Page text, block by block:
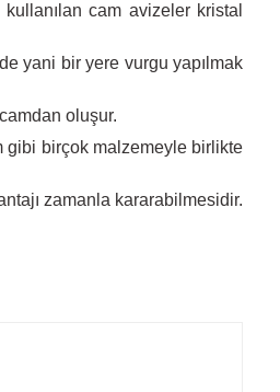
cam avizeler kristal
yani bir yere vurgu yapılmak
oluşur.
gibi birçok malzemeyle birlikte
zamanla kararabilmesidir.